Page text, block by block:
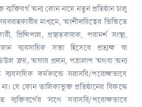
অন্য কোন নামে নতুন প্রতিষ্ঠান চালু
মাধ্যমে, অংশীদারিত্বের ভিত্তিতে
প্রিন্সিপাল, প্রস্তুতকারক, পরামর্শ সংস্থা,
ব্যবসায়িক সত্তা হিসেবে প্রত্যক্ষ বা
ক্রয়, অফার প্রদান, পত্রালাপ অথবা অন্য
ব্যবসায়িক কর্মকান্ডে সরাসরি/পরোক্ষভাবে
যে কোন তালিকাভুক্ত প্রতিষ্ঠানের বিরুদ্ধে
ব্যক্তিবর্গের সাথে সরাসরি/পরোক্ষভাবে